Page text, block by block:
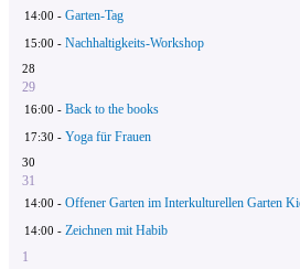
14:00 - Garten-Tag
15:00 - Nachhaltigkeits-Workshop
28
29
16:00 - Back to the books
17:30 - Yoga für Frauen
30
31
14:00 - Offener Garten im Interkulturellen Garten
14:00 - Zeichnen mit Habib
1